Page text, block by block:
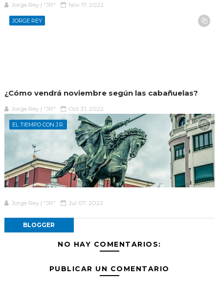
Jorge Rey | "JR" Nov 17, 2022
JORGE REY
¿Cómo vendrá noviembre según las cabañuelas?
Jorge Rey | "JR" Oct 31, 2022
EL TIEMPO CON J.R.
Jorge Rey | "JR" Jul 07, 2022
BLOGGER
NO HAY COMENTARIOS:
PUBLICAR UN COMENTARIO